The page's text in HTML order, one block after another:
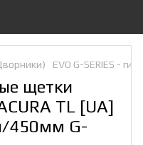
EVO G-SERIES -
щетки
TL [UA]
450мм G-